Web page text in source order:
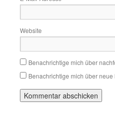
Website
Benachrichtige mich über
Benachrichtige mich über